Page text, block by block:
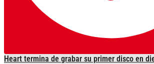
Heart termina de grabar su primer disco en